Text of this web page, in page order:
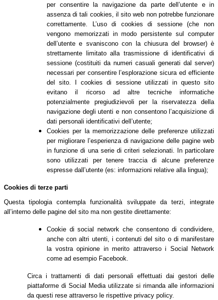
per consentire la navigazione da parte dell’utente e in
assenza di tali cookies, il sito web non potrebbe funzionare
correttamente. L’uso di cookies di sessione (che non
vengono memorizzati in modo persistente sul computer
dell’utente e svaniscono con la chiusura del browser) è
strettamente limitato alla trasmissione di identificativi di
sessione (costituiti da numeri casuali generati dal server)
necessari per consentire l’esplorazione sicura ed efficiente
del sito. I cookies di sessione utilizzati in questo sito
evitano il ricorso ad altre tecniche informatiche
potenzialmente pregiudizievoli per la riservatezza della
navigazione degli utenti e non consentono l’acquisizione di
dati personali identificativi dell’utente;
Cookies per la memorizzazione delle preferenze utilizzati
per migliorare l’esperienza di navigazione delle pagine web
in funzione di una serie di criteri selezionati. In particolare
sono utilizzati per tenere traccia di alcune preferenze
espresse dall’utente (es: informazioni relative alla lingua);
Cookies di terze parti
Questa tipologia contempla funzionalità sviluppate da terzi, integrate
all’interno delle pagine del sito ma non gestite direttamente:
Cookie di social network che consentono di condividere,
anche con altri utenti, i contenuti del sito o di manifestare
la vostra opinione in merito attraverso i Social Network
come ad esempio Facebook.
Circa i trattamenti di dati personali effettuati dai gestori delle
piattaforme di Social Media utilizzate si rimanda alle informazioni
da questi rese attraverso le rispettive privacy policy.